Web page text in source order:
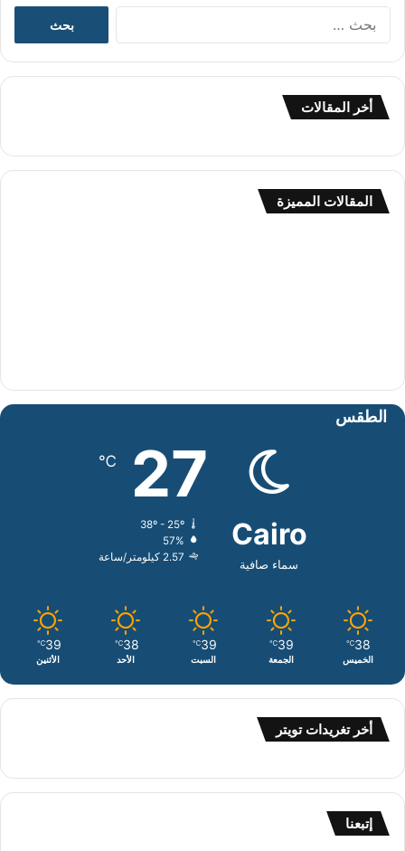
أخر المقالات
المقالات المميزة
الطقس
Cairo
سماء صافية
27
℃
38º - 25º
57%
2.57 كيلومتر/ساعة
38
℃
الخميس
39
℃
الجمعة
39
℃
السبت
38
℃
الأحد
39
℃
الأثنين
أخر تغريدات تويتر
إتبعنا